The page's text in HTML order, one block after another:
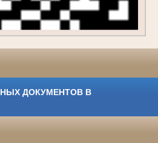
ДОКУМЕНТОВ В